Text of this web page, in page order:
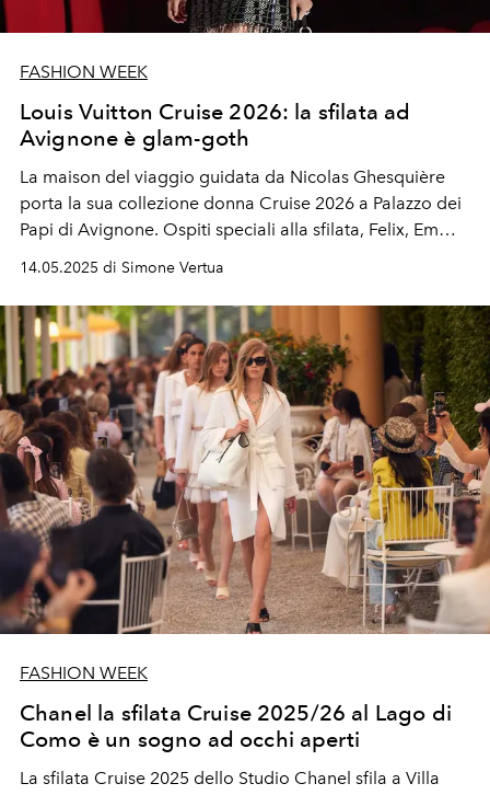
FASHION WEEK
Louis Vuitton Cruise 2026: la sfilata ad
Avignone è glam-goth
La maison del viaggio guidata da Nicolas Ghesquière
porta la sua collezione donna Cruise 2026 a Palazzo dei
Papi di Avignone. Ospiti speciali alla sfilata, Felix, Emma
Stone, Saoirse Ronan e Cate Blanchett.
14.05.2025 di Simone Vertua
FASHION WEEK
Chanel la sfilata Cruise 2025/26 al Lago di
Como è un sogno ad occhi aperti
La sfilata Cruise 2025 dello Studio Chanel sfila a Villa